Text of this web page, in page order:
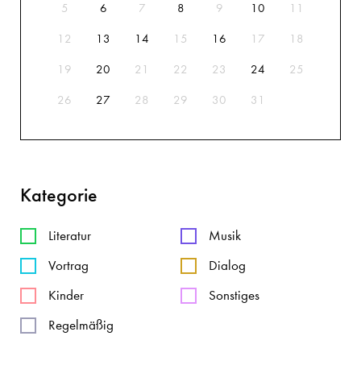
5 6 7 8 9 10 11
12 13 14 15 16 17 18
19 20 21 22 23 24 25
26 27 28 29 30 31
Kategorie
Literatur
Musik
Vortrag
Dialog
Kinder
Sonstiges
Regelmäßig